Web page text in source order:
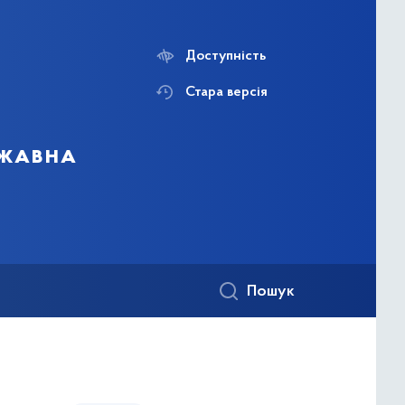
Доступність
Стара версія
Пошук